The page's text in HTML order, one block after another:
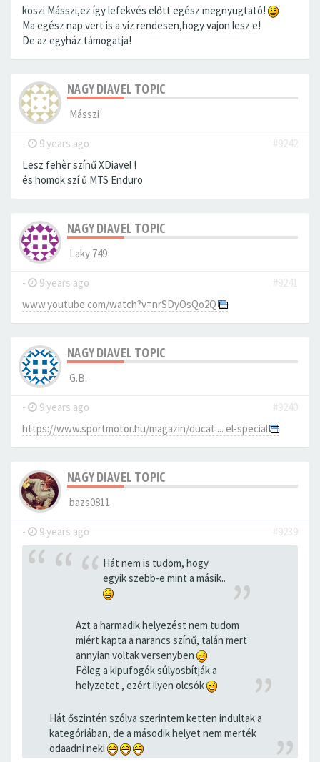
köszi Másszi,ez így lefekvés előtt egész megnyugtató!
Ma egész nap vert is a víz rendesen,hogy vajon lesz e!
De az egyház támogatja!
NAGY DIAVEL TOPIC
Másszi
- 9 years ago
#9242
Lesz fehèr színű XDiavel !
és homok szí ů MTS Enduro
NAGY DIAVEL TOPIC
Laky 749
- 9 years ago
#9241
www.youtube.com/watch?v=nrSDyOsQo2Q
NAGY DIAVEL TOPIC
G.B.
- 9 years ago
#9240
https://www.sportmotor.hu/magazin/ducat ... el-special
NAGY DIAVEL TOPIC
bazs0811
- 9 years ago #9239
Hát nem is tudom, hogy
egyik szebb-e mint a másik..
Azt a harmadik helyezést nem tudom
miért kapta a narancs színű, talán mert
annyian voltak versenyben
Főleg a kipufogók súlyosbítják a
helyzetet , ezért ilyen olcsók
Hát őszintén szólva szerintem ketten indultak a
kategóriában, de a második helyet nem merték
odaadni neki